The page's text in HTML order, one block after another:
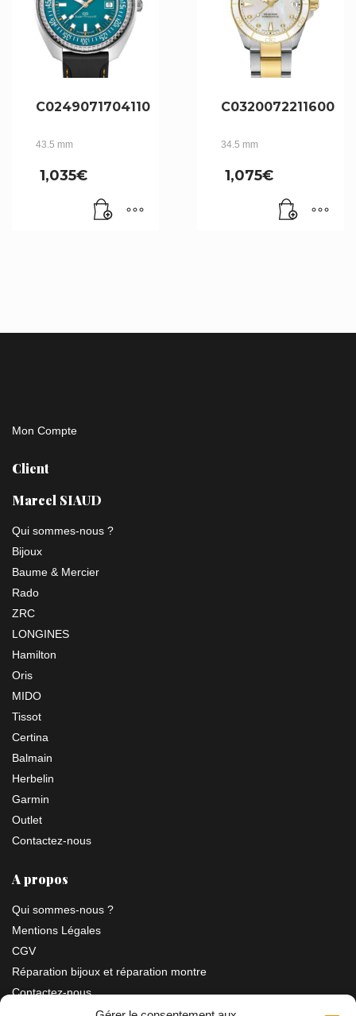
C0249071704110
43.5 mm
1,035€
C0320072211600
34.5 mm
1,075€
Mon Compte
Client
Marcel SIAUD
Qui sommes-nous ?
Bijoux
Baume & Mercier
Rado
ZRC
LONGINES
Hamilton
Oris
MIDO
Tissot
Certina
Balmain
Herbelin
Garmin
Outlet
Contactez-nous
A propos
Qui sommes-nous ?
Mentions Légales
CGV
Réparation bijoux et réparation montre
Contactez-nous